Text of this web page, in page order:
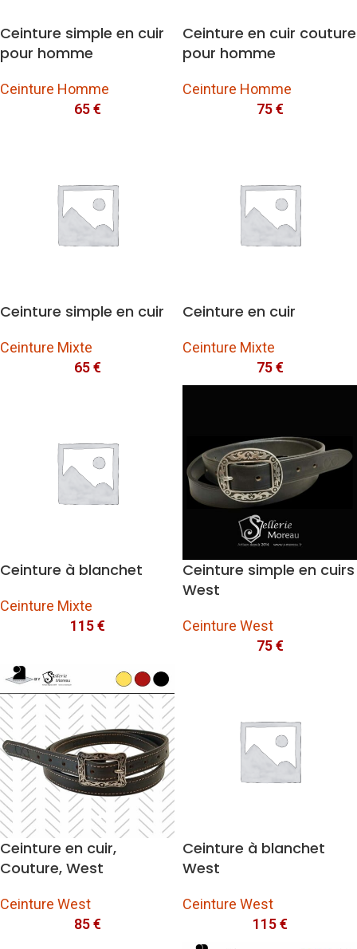
Ceinture simple en cuir
pour homme
Ceinture Homme
65€
Ceinture en cuir couture
pour homme
Ceinture Homme
75€
Ceinture simple en cuir
Ceinture Mixte
65€
Ceinture en cuir
Ceinture Mixte
75€
Ceinture à blanchet
Ceinture Mixte
115€
Ceinture simple en cuirs
West
Ceinture West
75€
Ceinture en cuir,
Couture, West
Ceinture West
85€
Ceinture à blanchet
West
Ceinture West
115€